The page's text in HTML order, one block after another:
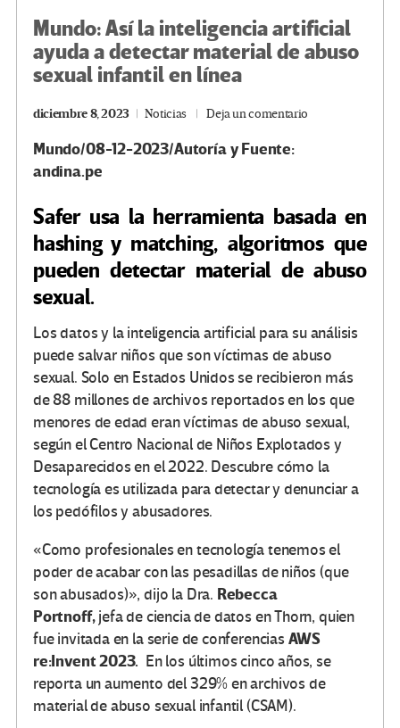
Mundo: Así la inteligencia artificial
ayuda a detectar material de abuso
sexual infantil en línea
diciembre 8, 2023 Noticias Deja un comentario
Mundo/08-12-2023/Autoría y Fuente:
andina.pe
Safer usa la herramienta basada en
hashing y matching, algoritmos que
pueden detectar material de abuso
sexual.
Los datos y la inteligencia artificial para su análisis
puede salvar niños que son víctimas de abuso
sexual. Solo en Estados Unidos se recibieron más
de 88 millones de archivos reportados en los que
menores de edad eran víctimas de abuso sexual,
según el Centro Nacional de Niños Explotados y
Desaparecidos en el 2022. Descubre cómo la
tecnología es utilizada para detectar y denunciar a
los pedófilos y abusadores.
«Como profesionales en tecnología tenemos el
poder de acabar con las pesadillas de niños (que
son abusados)», dijo la Dra. Rebecca
Portnoff,jefa de ciencia de datos en Thorn, quien
fue invitada en la serie de conferencias AWS
re:Invent 2023. En los últimos cinco años, se
reporta un aumento del 329% en archivos de
material de abuso sexual infantil (CSAM).